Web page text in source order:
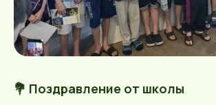
💐 Поздравление от школы